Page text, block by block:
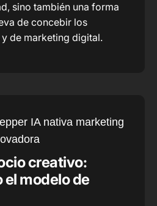
sino también una forma
de concebir los
de marketing digital.
creativo:
el modelo de